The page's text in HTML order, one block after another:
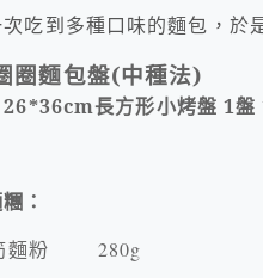
吃到多種口味的麵包，於
圈麵包盤(中種法)
26*36cm長方形小烤盤 1盤
：
麵粉 280g